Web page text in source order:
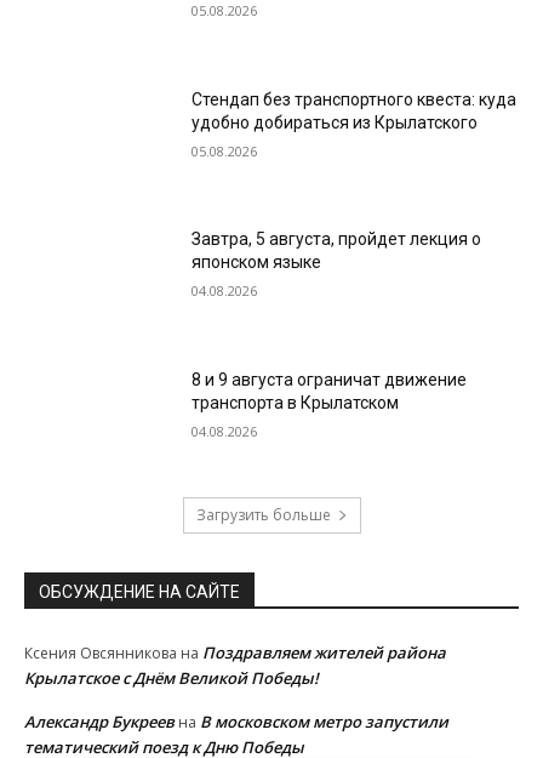
05.08.2026
Стендап без транспортного квеста: куда
удобно добираться из Крылатского
05.08.2026
Завтра, 5 августа, пройдет лекция о
японском языке
04.08.2026
8 и 9 августа ограничат движение
транспорта в Крылатском
04.08.2026
Загрузить больше
ОБСУЖДЕНИЕ НА САЙТЕ
Ксения Овсянникова на Поздравляем жителей района
Крылатское с Днём Великой Победы!
Александр Букреевна В московском метро запустили
тематический поезд к Дню Победы